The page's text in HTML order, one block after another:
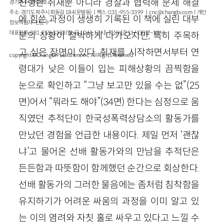
진행한 취재뿐 아니라 경찰과 협력해 문제 해결
에 힘쓴 과정이 생생히 기록된 이 책에 실린 대부
분의 상황이 절박하게 다가오지만, 특히 주목하
고 싶은 장면이 있다. 취재를 시작하면서부터 연
령대가 낮은 이들이 입는 피해상황의 끔찍함을
눈으로 확인하고 “그냥 보고만 있을 수는 없”(25
면)어서 “뭐라도 해야”(34면) 한다는 심정으로 움
직였던 추적단이 한국성폭력상담소의 활동가를
만났던 경험을 언급한 내용이다. 제일 먼저 ‘괜찮
냐’고 물어온 선배 활동가와의 만남을 추적단은
든든함과 따뜻함이 함께했던 순간으로 회상한다.
선배 활동가의 그러한 물음에는 좀처럼 침착함을
유지하기가 어려운 싸움의 과정을 이미 알고 있
는 이의 염려와 자칫 홀로 싸우고 있다고 느낄 수
경기파주-1928호
주소 : 경기도 파주시 회동길 184(문발동)ㅣ팩스 : 031-955-3399 ㅣcnc@changbi.com ㅣ개인
정보책임자 : 신문수
대표전화 : 031-955-3333(월~금 10시~17시), 점심시간 11시 30분~13시
copyright © Changbi Publishers, inc. All Rights Reserved.